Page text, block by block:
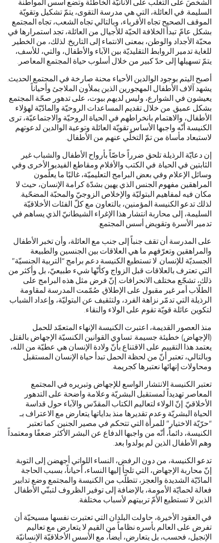
الشخصَ على التغلّب على الأنانيّة الخاطئة وتضع أسس المواطنة
السليمة. في العائلة، التي هي مدرسة التقوى، يتمّ تشكيل وتقويّة
الموقف الصحيح تجاه الأقرباء، وبالتالي تجاه الشعب، تجاه المجتمع
بشكل عامّ. تبدأ الخلافة الحيّة للأجيال من العائلة، تجد استمرارها في
محبّة الأجداد والوطن، بمعنى الانتماء إلى التاريخ. لذلك، من الخطير
للغاية تدمير الروابط التقليديّة بين الآباء والأطفال، والتي، للأسف،
يتمّ تسهيلها إلى حدّ كبير من خلال أسلوب حياة المجتمع المعاصر.
أصبح اليتم بوجود الوالدين الأحياء محنة صارخة في المجتمع الحديث.
يشهد آلاف الأطفال المهجورين الذين يملأون الملاجئ وأحياناً
يعيشون في الشوارع، وليس لديهم بيوت، على تدهور صحّة المجتمع
بشكل عميق. من خلال تقديم المساعدات الروحيّة والمادّيّة لهؤلاء
الأطفال، والاهتمام بانخراطهم في الحياة الروحيّة والاجتماعيّة، ترى
الكنيسة أنّه واجبها الأساس تقويّة العائلة وتوعية الوالدين لدعوتهم
لاستبعاد مأساة من تمّ التخلّي عنهم من الأطفال.
إن دعايّة الرذيلة تلحق ضرراً خاصّاً بأرواح الأطفال والشباب غير
الثابتين في الحياة. في الكتب والأفلام ومقاطع الفيديو الأخرى وفي
وسائل الإعلام وفي بعض البرامج التعليميّة، غالبًا ما يعلّمون
المراهقين مفهوم الجنس الذي يهين بشدّة كرامة الإنسان، حيث لا
مكان فيه لمفاهيم البتوليّة والإخلاص الزوجيّ والمحبّة المضحّية.
لذلك تدعو الكنيسة المؤمنين، بالتعاون مع كلّ الفئات الأخلاقيّة
السليمة، إلى محاربة انتشار هذا الإغراء الشيطانيّ الذي يساهم في
تدمير الأسرة وتقويض أسس المجتمع.
على المدرسة أن تقف جنباً إلى جنب مع العائلة، وأن تخبر الأطفال
والمراهقين وتعرّفهم ما هي العلاقات بين الجنسين والطبيعة
الجسديّة للإنسان. لا تستطيع الكنيسة دعم برامج “التربية الجنسيّة”
التي تعترف بالعلاقات قبل الزواج وكأنّها شيء طبيعيّ، بل وأكثر من
ذلك، تشجّع مختلف الانحرافات. إنّ فرض مثل هذه البرامج على
الطلّاب أمر غير مقبول على الإطلاق. صُمّمت المدرسة لمقاومة
الرذيلة التي تدمّر نزاهة الفرد، ولتثقيف عن البتوليّة، وإعداد الشباب
لتكوين عائلة قويّة تقوم على الولاء والنقاء.
منذ العصور القديمة، اعتبرت الكنيسة الإنهاء المتعمّد للحمل
(الإجهاض) خطيئة جسيمة. تساوي القوانين الكنسيّة الإجهاض بالقتل.
يعتمد هذا التقييم على الاقتناع بأنّ ولادة الإنسان هي عطيّة من الله،
وبالتالي، تعتبر أنّ من لحظة الحمل تبدأ حياة الإنسان المستقبل
ومحاولات إنهائها نعتبرها كجريمة.
تعتبر الكنيسة الانتشار الواسع للإجهاض وتبريره في المجتمع
المعاصر تهديداً لمستقبل البشريّة وعلامة واضحة على التدهور
الأخلاقيّ. إنّ الولاء لتعاليم الكتاب المقدّس والآباء حول قداسة
الحياة البشريّة وعدم تقديرها منذ بداياتها يتعارض مع الاعتراف بـ
“حرّيّة الاختيار” للمرأة التي تتحكم في مصير الجنين. كما تعتبر
الكنيسة، دائماً، أنّه من واجبها الدفاع عن البشر الأكثر ضعفًا ومعتمداً
وهم الأطفال الذين لم يولدوا بعد.
تدعو الكنيسة، من دون الرفض، النساء اللواتي أجهضن إلى التوبة.
إنّ محاربة الإجهاض، التي تلجأ إليها النساء، أحياناً، بسبب الحاجة
المادّيّة الشديدة والعجز، تتطلّب من الكنيسة والمجتمع وضع تدابير
فعالة لحمايّة الأمومة، بالإضافة إلى توفير الظروف لتبنّي الأطفال
الذين لا تستطيع الأمّ تربيتهم لأسباب مختلفة.
في العقود الأخيرة، حاولت البلدان التي تعتبرت نفسها مسيحيّة أن
تفرض على العالم بأسره نظاماً من القيم لا يتعارض مع تعاليم
الإنجيل، فحسب، بل يتعارض، أيضاً، مع الأسس الأخلاقيّة الإنسانيّة